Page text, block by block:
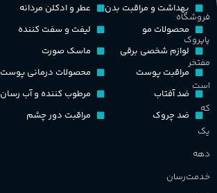
فروشگاه
پاپروک
مفتخر
است
که
یک
دهه
خدمت‌رسان
بهداشت و مراقبت بدن
محصولات مو
لوازم شخصی برقی
مراقبت پوست
ضد آفتاب
ضد چروک
عطر و ادکلن مردانه
لیفت و سفت کننده
ماسک صورت
محصولات درمانی پوست
مرطوب کننده و آب رسان
مراقبت دور چشم